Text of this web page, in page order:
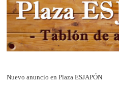
Nuevo anuncio en Plaza ESJAPÓN